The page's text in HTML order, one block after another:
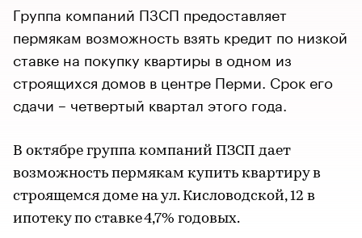
Группа компаний ПЗСП предоставляет
пермякам возможность взять кредит по низкой
ставке на покупку квартиры в одном из
строящихся домов в центре Перми. Срок его
сдачи – четвертый квартал этого года.
В октябре группа компаний ПЗСП дает
возможность пермякам купить квартиру в
строящемся доме на ул. Кисловодской, 12 в
ипотеку по ставке 4,7% годовых.